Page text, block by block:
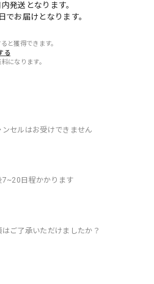
発送となります。
お届けとなります。
と獲得できます。
る
になります。
セルはお受けできません
日程かかります
ご了承いただけましたか？